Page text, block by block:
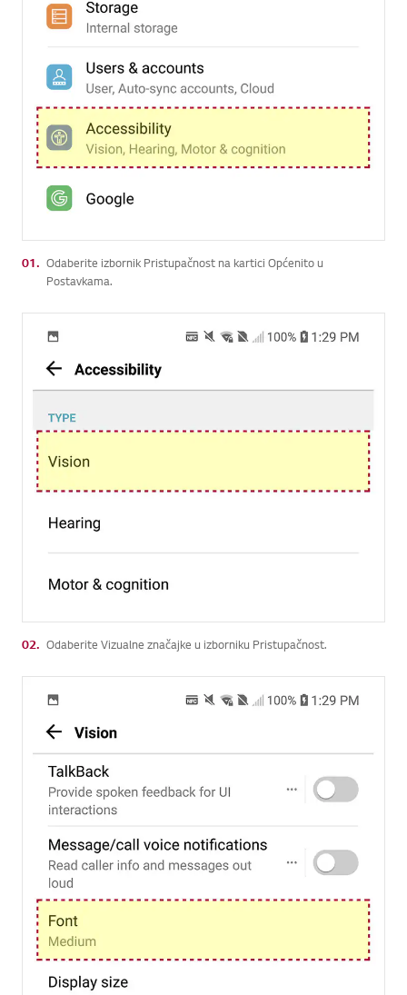
01. Odaberite izbornik Pristupačnost na kartici Općenito u
Postavkama.
02. Odaberite Vizualne značajke u izborniku Pristupačnost.